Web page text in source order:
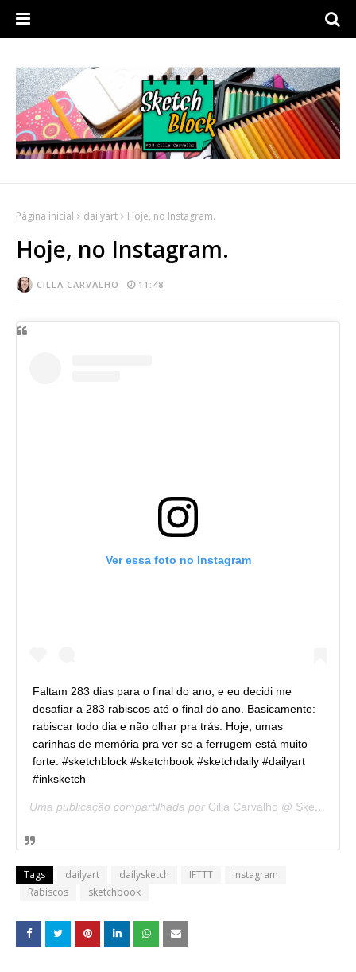
Página inicial dailyart Hoje, no Instagram.
Hoje, no Instagram.
CILLA CARVALHO 11:48
Ver essa foto no Instagram
Faltam 283 dias para o final do ano, e eu decidi me
desafiar a 283 rabiscos até o final do ano. Basicamente:
rabiscar todo dia e não olhar pra trás. Hoje, umas
carinhas de memória pra ver se a ferrugem está muito
forte. #sketchblock #sketchbook #sketchdaily #dailyart
#inksketch
Uma publicação compartilhada por Cilla Carvalho @ Sketchblock
Tags dailyart dailysketch IFTTT
instagram
Rabiscos
sketchbook